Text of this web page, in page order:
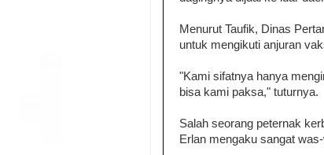
Menurut Taufik, Dinas
untuk mengikuti anjuran
"Kami sifatnya hanya
bisa kami paksa," tuturnya.
Salah seorang peternak
Erlan mengaku sangat